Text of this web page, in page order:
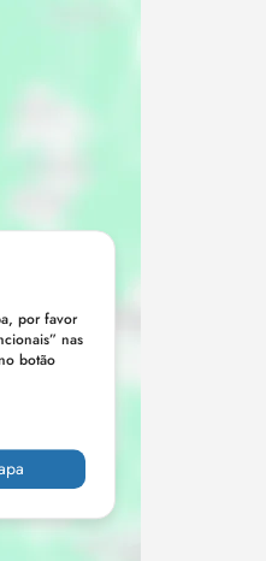
por favor
nas
botão